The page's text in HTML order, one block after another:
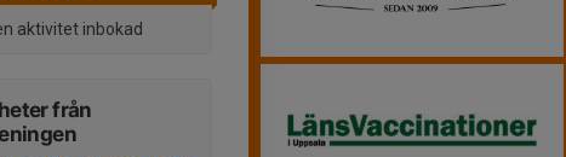
aktivitet inbokad
från